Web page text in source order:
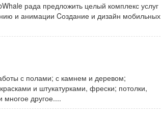
рада предложить целый комплекс услуг
и анимации Cоздание и дизайн мобильных
с полами; с камнем и деревом;
и штукатурками, фрески; потолки,
другое....